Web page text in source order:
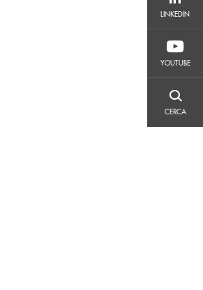
LINKEDIN
YOUTUBE
CERCA